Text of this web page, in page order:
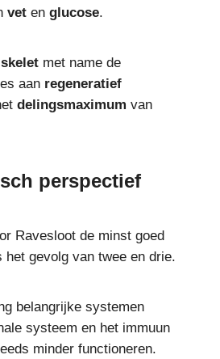
vet en glucose.
skelet met name de
aan regeneratief
delingsmaximum van
perspectief
Ravesloot de minst goed
het gevolg van twee en drie.
belangrijke systemen
systeem en het immuun
minder functioneren.